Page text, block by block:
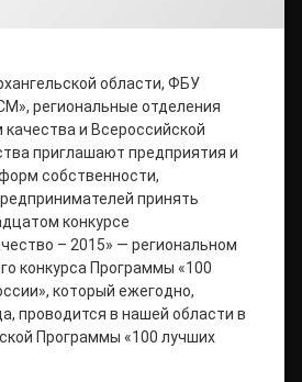
области, ФБУ
региональные отделения
и Всероссийской
приглашают предприятия и
собственности,
принять
конкурсе
– 2015» — региональном
конкурса Программы «100
который ежегодно,
проводится в нашей области в
Программы «100 лучших